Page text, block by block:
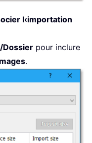
l‹importation
Dossier pour inclure
.